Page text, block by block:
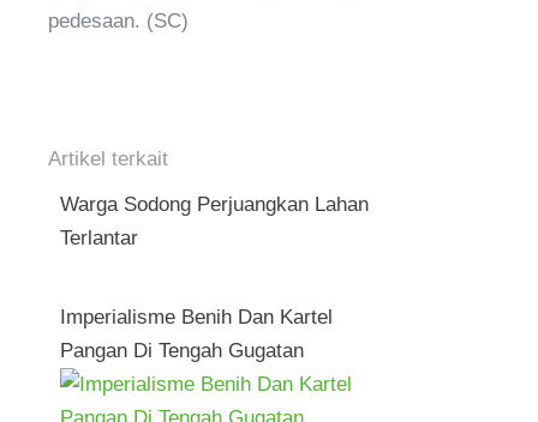
pedesaan. (SC)
Artikel terkait
Warga Sodong Perjuangkan Lahan
Terlantar
Imperialisme Benih Dan Kartel
Pangan Di Tengah Gugatan